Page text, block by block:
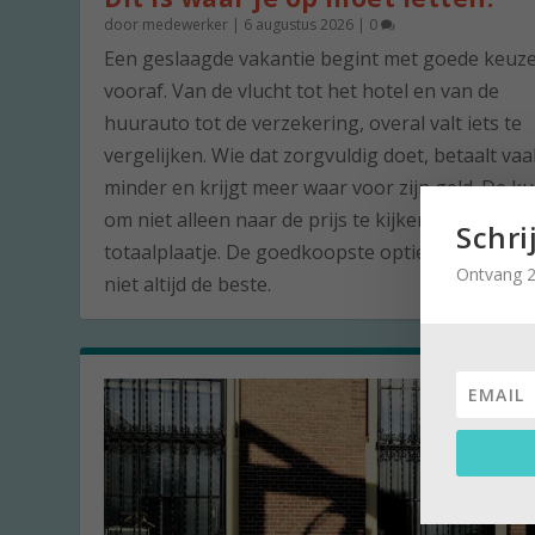
door medewerker | 6 augustus 2026 | 0
Een geslaagde vakantie begint met goede
vooraf. Van de vlucht tot het hotel en van de
huurauto tot de verzekering, overal valt iets te
vergelijken. Wie dat zorgvuldig doet, betaalt
minder en krijgt meer waar voor zijn geld. De
om niet alleen naar de prijs te kijken, maar naar
totaalplaatje. De goedkoopste optie is namelijk
niet altijd de beste.
Ontvang